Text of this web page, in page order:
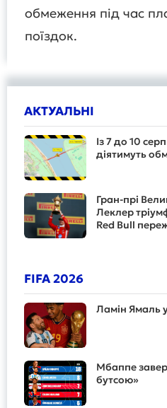
обмеження під час
поїздок.
АКТУАЛЬНІ
Із 7 до 10
діятимуть
Гран-прі
Леклер
Red Bull
FIFA 2026
Ламін Ямаль
Мбаппе
бутсою»